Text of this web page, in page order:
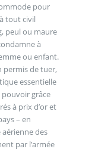
pour
tout civil
peul ou maure
à
ou enfant.
permis de tuer,
essentielle
grâce
à prix d’or et
– en
des
par l’armée